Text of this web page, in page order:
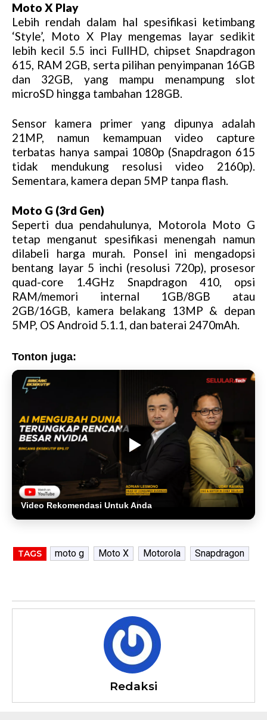
u
e
Moto X Play
Lebih rendah dalam hal spesifikasi ketimbang
‘Style’, Moto X Play mengemas layar sedikit
lebih kecil 5.5 inci FullHD, chipset Snapdragon
615, RAM 2GB, serta pilihan penyimpanan 16GB
dan 32GB, yang mampu menampung slot
microSD hingga tambahan 128GB.
Sensor kamera primer yang dipunya adalah
21MP, namun kemampuan video capture
terbatas hanya sampai 1080p (Snapdragon 615
tidak mendukung resolusi video 2160p).
Sementara, kamera depan 5MP tanpa flash.
Moto G (3rd Gen)
Seperti dua pendahulunya, Motorola Moto G
tetap menganut spesifikasi menengah namun
dilabeli harga murah. Ponsel ini mengadopsi
bentang layar 5 inchi (resolusi 720p), prosesor
quad-core 1.4GHz Snapdragon 410, opsi
RAM/memori internal 1GB/8GB atau
2GB/16GB, kamera belakang 13MP & depan
5MP, OS Android 5.1.1, dan baterai 2470mAh.
Tonton juga:
Video Rekomendasi Untuk Anda
TAGS moto g Moto X Motorola Snapdragon
Redaksi